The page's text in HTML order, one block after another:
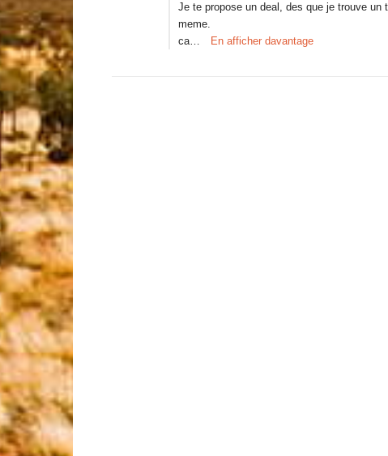
Je te propose un deal, des que je trouve
meme.
ca…
En afficher davantage